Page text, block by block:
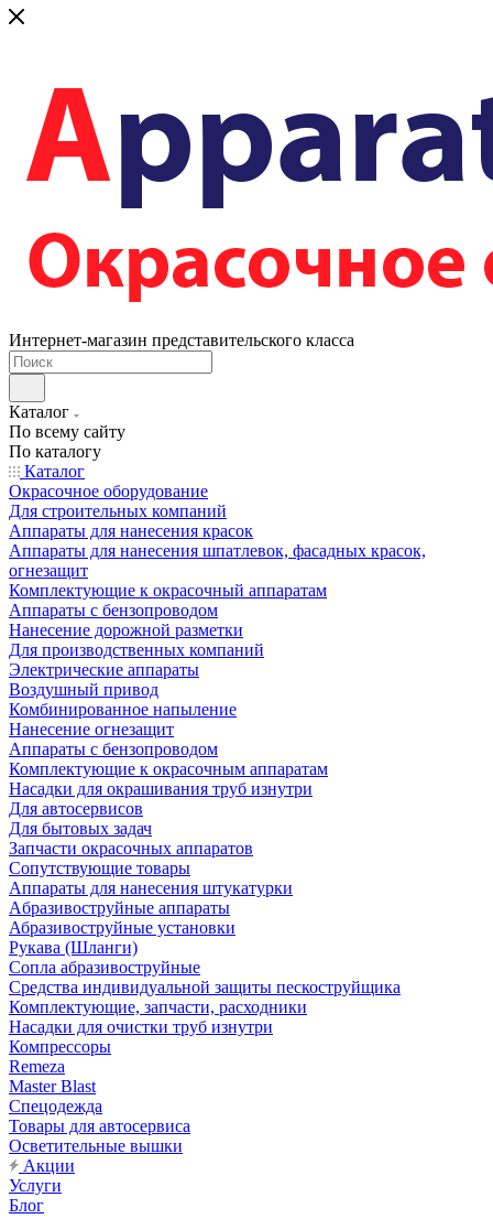
Интернет-магазин представительского класса
Каталог
По всему сайту
По каталогу
Каталог
Окрасочное оборудование
Для строительных компаний
Аппараты для нанесения красок
Аппараты для нанесения шпатлевок, фасадных красок,
огнезащит
Комплектующие к окрасочный аппаратам
Аппараты с бензопроводом
Нанесение дорожной разметки
Для производственных компаний
Электрические аппараты
Воздушный привод
Комбинированное напыление
Нанесение огнезащит
Аппараты с бензопроводом
Комплектующие к окрасочным аппаратам
Насадки для окрашивания труб изнутри
Для автосервисов
Для бытовых задач
Запчасти окрасочных аппаратов
Сопутствующие товары
Аппараты для нанесения штукатурки
Aбразивоструйные аппараты
Абразивоструйные установки
Рукава (Шланги)
Сопла абразивоструйные
Средства индивидуальной защиты пескоструйщика
Комплектующие, запчасти, расходники
Насадки для очистки труб изнутри
Компрессоры
Remeza
Master Blast
Спецодежда
Товары для автосервиса
Осветительные вышки
Акции
Услуги
Блог